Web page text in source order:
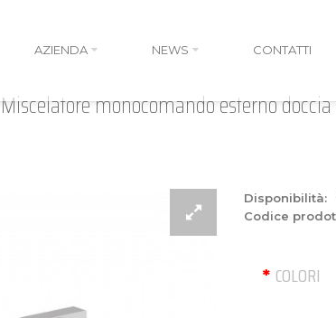
AZIENDA NEWS CONTATTI
Miscelatore monocomando esterno
Disponibilità:
Codice
COLORI